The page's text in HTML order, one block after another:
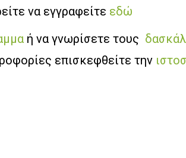
να εγγραφείτε εδώ
ή να γνωρίσετε τους
επισκεφθείτε την